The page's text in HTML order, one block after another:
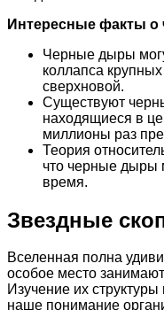
Интересные факты
Черные дыры
коллапса
сверхновой.
Существуют
находящиеся в
миллионы раз
Теория
что черные дыры
время.
Звездные
Вселенная полна
особое место
Изучение их
наше понимание